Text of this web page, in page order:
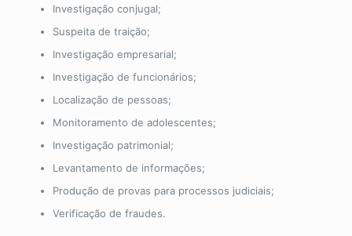
Investigação conjugal;
Suspeita de traição;
Investigação empresarial;
Investigação de funcionários;
Localização de pessoas;
Monitoramento de adolescentes;
Investigação patrimonial;
Levantamento de informações;
Produção de provas para processos judiciais;
Verificação de fraudes.